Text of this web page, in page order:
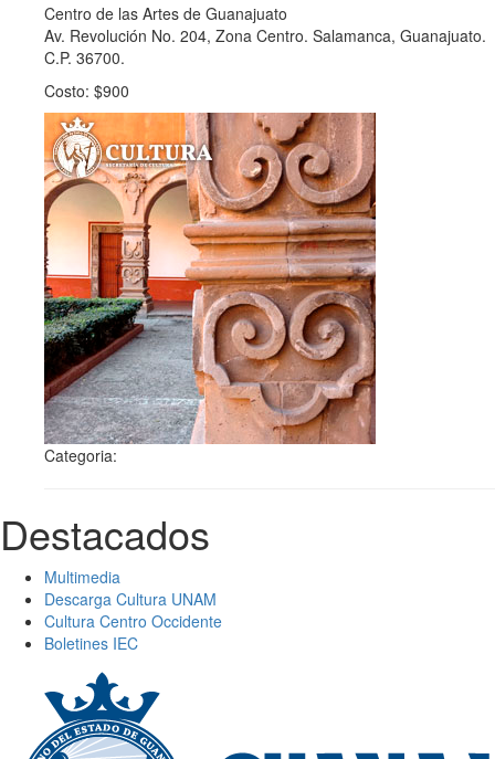
Centro de las Artes de Guanajuato
Av. Revolución No. 204, Zona Centro. Salamanca, Guanajuato.
C.P. 36700.
Costo: $900
Categoria:
Destacados
Multimedia
Descarga Cultura UNAM
Cultura Centro Occidente
Boletines IEC